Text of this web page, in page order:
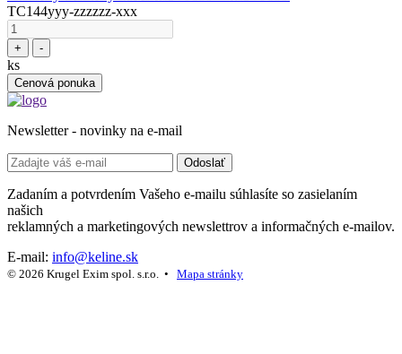
TC144yyy-zzzzzz-xxx
+ -
ks
Cenová ponuka
Newsletter - novinky na e-mail
Odoslať
Zadaním a potvrdením Vašeho e-mailu súhlasíte so zasielaním
našich
reklamných a marketingových newslettrov a informačných e-mailov.
E-mail: info@keline.sk
© 2026 Krugel Exim spol. s.r.o. • Mapa stránky